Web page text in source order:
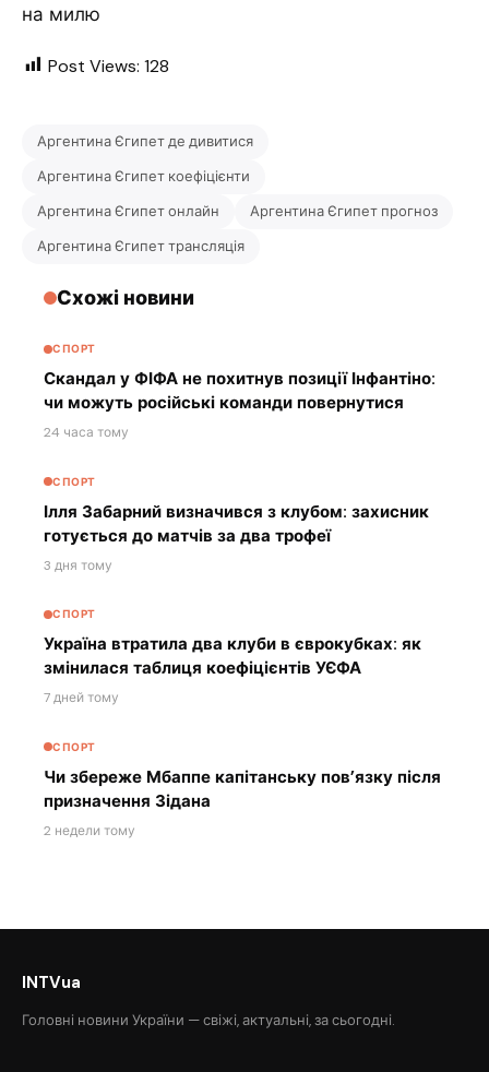
на милю
Post Views: 128
Аргентина Єгипет де дивитися
Аргентина Єгипет коефіцієнти
Аргентина Єгипет онлайн
Аргентина Єгипет прогноз
Аргентина Єгипет трансляція
Схожі новини
СПОРТ
Скандал у ФІФА не похитнув позиції Інфантіно:
чи можуть російські команди повернутися
24 часа тому
СПОРТ
Ілля Забарний визначився з клубом: захисник
готується до матчів за два трофеї
3 дня тому
СПОРТ
Україна втратила два клуби в єврокубках: як
змінилася таблиця коефіцієнтів УЄФА
7 дней тому
СПОРТ
Чи збереже Мбаппе капітанську пов’язку після
призначення Зідана
2 недели тому
INTVua
Головні новини України — свіжі, актуальні, за сьогодні.